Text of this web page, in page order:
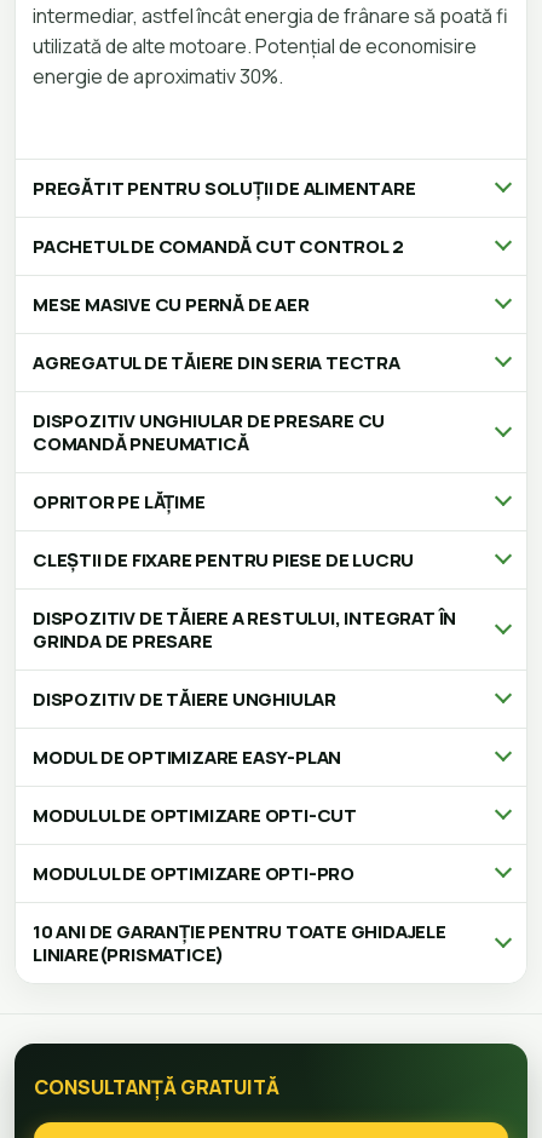
intermediar, astfel încât energia de frânare să poată fi
utilizată de alte motoare. Potențial de economisire
energie de aproximativ 30%.
PREGĂTIT PENTRU SOLUȚII DE ALIMENTARE
PACHETUL DE COMANDĂ CUT CONTROL 2
MESE MASIVE CU PERNĂ DE AER
AGREGATUL DE TĂIERE DIN SERIA TECTRA
DISPOZITIV UNGHIULAR DE PRESARE CU
COMANDĂ PNEUMATICĂ
OPRITOR PE LĂȚIME
CLEȘTII DE FIXARE PENTRU PIESE DE LUCRU
DISPOZITIV DE TĂIERE A RESTULUI, INTEGRAT ÎN
GRINDA DE PRESARE
DISPOZITIV DE TĂIERE UNGHIULAR
MODUL DE OPTIMIZARE EASY-PLAN
MODULUL DE OPTIMIZARE OPTI-CUT
MODULUL DE OPTIMIZARE OPTI-PRO
10 ANI DE GARANȚIE PENTRU TOATE GHIDAJELE
LINIARE(PRISMATICE)
CONSULTANȚĂ GRATUITĂ